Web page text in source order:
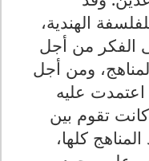
الهندية،
الفكر من أجل
ومن أجل
اعتمدت عليه
تقوم بين
كلها،